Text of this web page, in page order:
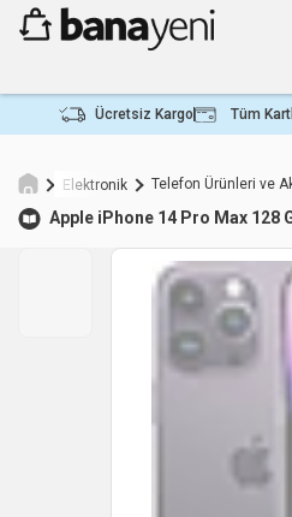
Ücretsiz Kargo Tüm
Elektronik Telefon Ürünleri ve
Apple iPhone 14 Pro Max 128